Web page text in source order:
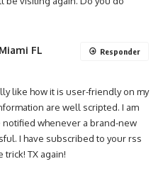
FL
like how it is user-friendly on my
are well scripted. I am
notified whenever a brand-new
I have subscribed to your rss
trick! TX again!
Responder